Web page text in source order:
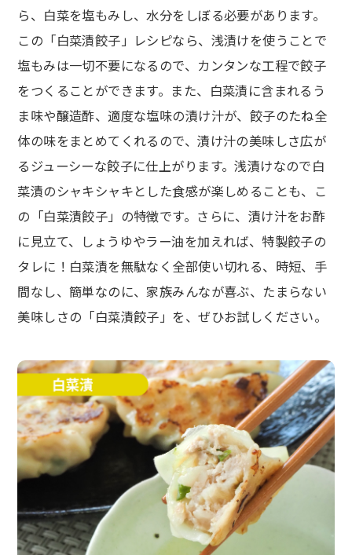
ら、白菜を塩もみし、水分をしぼる必要があります。
この「白菜漬餃子」レシピなら、浅漬けを使うことで
塩もみは一切不要になるので、カンタンな工程で餃子
をつくることができます。また、白菜漬に含まれるう
ま味や醸造酢、適度な塩味の漬け汁が、餃子のたね全
体の味をまとめてくれるので、漬け汁の美味しさ広が
るジューシーな餃子に仕上がります。浅漬けなので白
菜漬のシャキシャキとした食感が楽しめることも、こ
の「白菜漬餃子」の特徴です。さらに、漬け汁をお酢
に見立て、しょうゆやラー油を加えれば、特製餃子の
タレに！白菜漬を無駄なく全部使い切れる、時短、手
間なし、簡単なのに、家族みんなが喜ぶ、たまらない
美味しさの「白菜漬餃子」を、ぜひお試しください。